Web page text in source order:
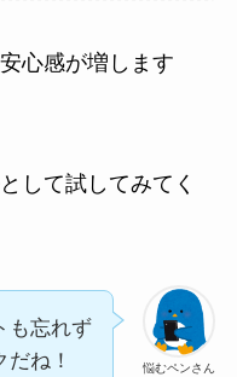
心感が増します
して試してみてく
悩むペンさん
も忘れず
ね！